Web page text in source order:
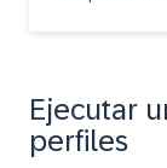
Ejecutar
perfiles